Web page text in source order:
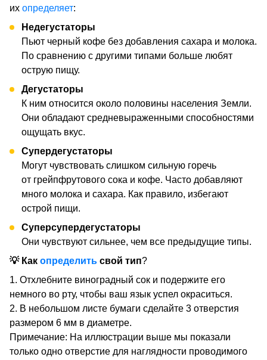
их определяет:
Недегустаторы
Пьют черный кофе без добавления сахара и молока.
По сравнению с другими типами больше любят
острую пищу.
Дегустаторы
К ним относится около половины населения Земли.
Они обладают средневыраженными способностями
ощущать вкус.
Супердегустаторы
Могут чувствовать слишком сильную горечь
от грейпфрутового сока и кофе. Часто добавляют
много молока и сахара. Как правило, избегают
острой пищи.
Суперсупердегустаторы
Они чувствуют сильнее, чем все предыдущие типы.
💡 Как определить свой тип?
Отхлебните виноградный сок и подержите его
немного во рту, чтобы ваш язык успел окраситься.
В небольшом листе бумаги сделайте 3 отверстия
размером 6 мм в диаметре.
Примечание: На иллюстрации выше мы показали
только одно отверстие для наглядности проводимого